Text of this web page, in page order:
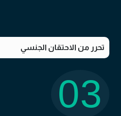
تحرر من الاحتقان الجنسي
03